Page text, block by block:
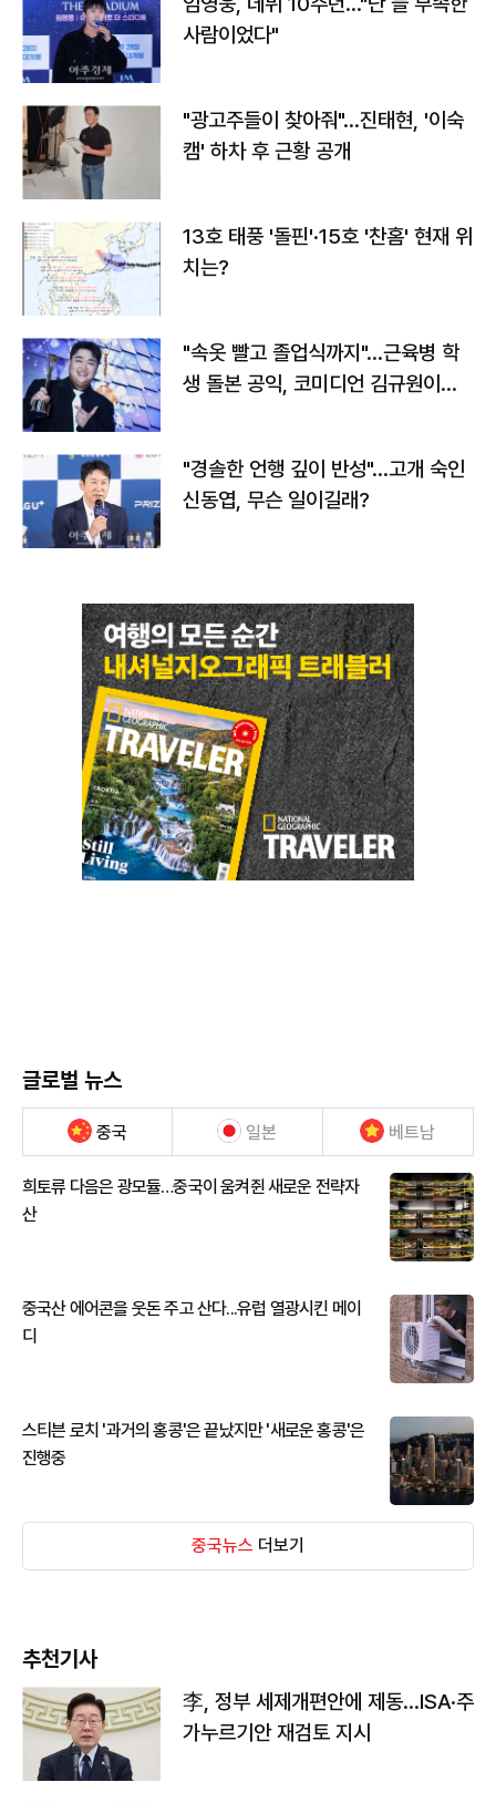
사람이었다"
"광고주들이 찾아줘"…진태현, '이숙
캠' 하차 후 근황 공개
13호 태풍 '돌핀'·15호 '찬홈' 현재 위
치는?
"속옷 빨고 졸업식까지"…근육병 학
생 돌본 공익, 코미디언 김규원이었
"경솔한 언행 깊이 반성"…고개 숙인
신동엽, 무슨 일이길래?
글로벌 뉴스
중국 일본 베트남
희토류 다음은 광모듈…중국이 움켜쥔 새로운 전략자
산
중국산 에어콘을 웃돈 주고 산다...유럽 열광시킨 메이
디
스티븐 로치 '과거의 홍콩'은 끝났지만 '새로운 홍콩'은
진행중
중국뉴스 더보기
추천기사
李, 정부 세제개편안에 제동…ISA·주
가누르기안 재검토 지시